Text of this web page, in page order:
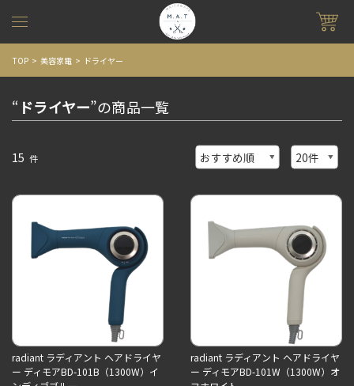
TOP 美容家電 ドライヤー
“ ドライヤー”の商品一覧
15 件
radiant ラディアント ヘアドライヤ
ー ディモアBD-101B（1300W）イ
radiant ラディアント ヘアドライヤ
ー ディモアBD-101W（1300W）オ